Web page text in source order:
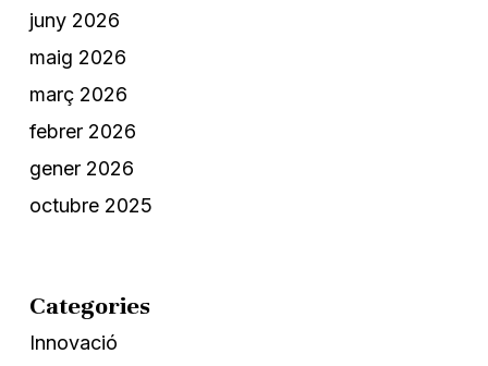
juny 2026
maig 2026
març 2026
febrer 2026
gener 2026
octubre 2025
Categories
Innovació